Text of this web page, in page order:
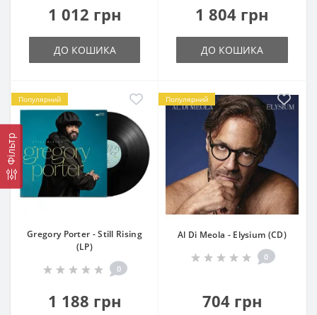
Фільтр
1 012 грн
ДО КОШИКА
1 804 грн
ДО КОШИКА
Популярний
Gregory Porter - Still Rising
(LP)
0
1 188 грн
Популярний
Al Di Meola - Elysium (CD)
0
704 грн